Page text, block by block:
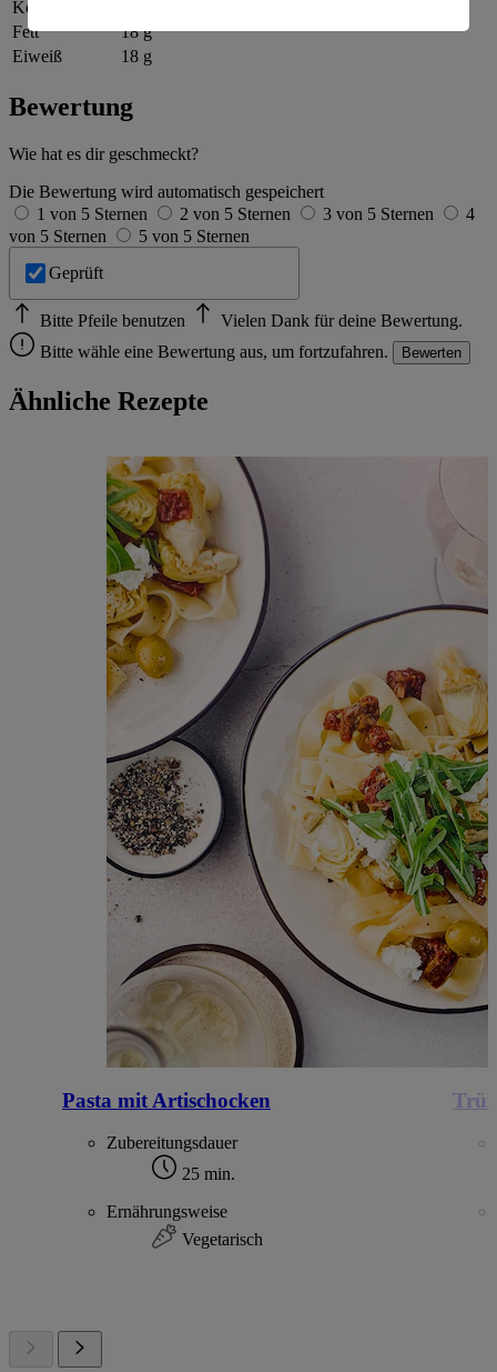
Kohlenhydrate
Fett
18 g
Eiweiß
18 g
Bewertung
Wie hat es dir geschmeckt?
Die Bewertung wird automatisch gespeichert
1 von 5 Sternen
2 von 5 Sternen 3 von 5 Sternen
4
von 5 Sternen
5 von 5 Sternen
Geprüft
Bitte Pfeile benutzen
Vielen Dank für deine Bewertung.
Bitte wähle eine Bewertung aus, um fortzufahren.
Bewerten
Ähnliche Rezepte
Pasta mit Artischocken
Zubereitungsdauer
25 min.
Ernährungsweise
Vegetarisch
Informationen zum Herausgeber der Seite findest du
im
Impressum